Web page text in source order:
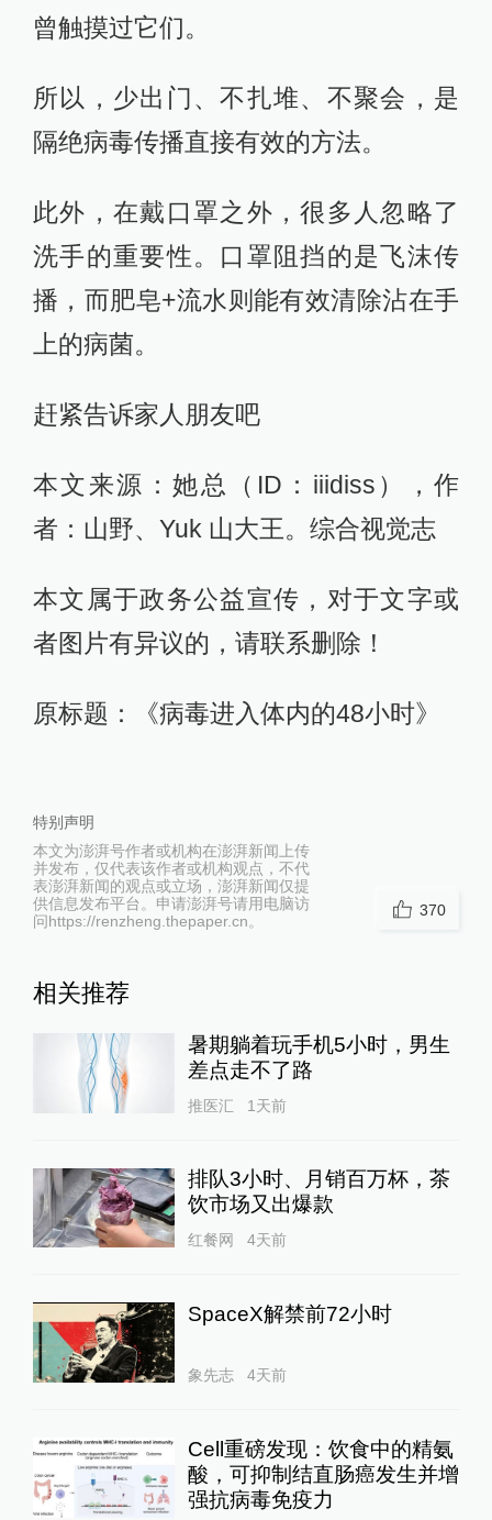
曾触摸过它们。
所以，少出门、不扎堆、不聚会，是
隔绝病毒传播直接有效的方法。
此外，在戴口罩之外，很多人忽略了
洗手的重要性。口罩阻挡的是飞沫传
播，而肥皂+流水则能有效清除沾在手
上的病菌。
赶紧告诉家人朋友吧
本文来源：她总（ID：iiidiss），作
者：山野、Yuk 山大王。综合视觉志
本文属于政务公益宣传，对于文字或
者图片有异议的，请联系删除！
原标题：《病毒进入体内的48小时》
特别声明
本文为澎湃号作者或机构在澎湃新闻上传
并发布，仅代表该作者或机构观点，不代
表澎湃新闻的观点或立场，澎湃新闻仅提
供信息发布平台。申请澎湃号请用电脑访
问https://renzheng.thepaper.cn。
370
相关推荐
暑期躺着玩手机5小时，男生
差点走不了路
推医汇 1天前
排队3小时、月销百万杯，茶
饮市场又出爆款
红餐网 4天前
SpaceX解禁前72小时
象先志 4天前
Cell重磅发现：饮食中的精氨
酸，可抑制结直肠癌发生并增
强抗病毒免疫力